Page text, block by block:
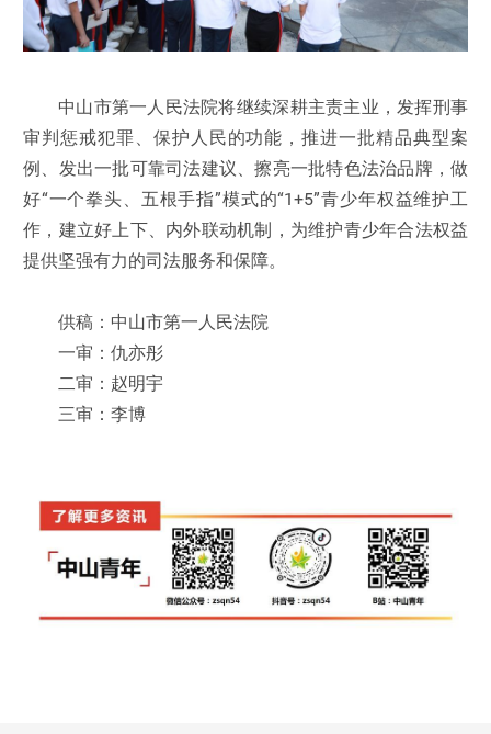
中山市第一人民法院将继续深耕主责主业，发挥刑事
审判惩戒犯罪、保护人民的功能，推进一批精品典型案
例、发出一批可靠司法建议、擦亮一批特色法治品牌，做
好“一个拳头、五根手指”模式的“1+5”青少年权益维护工
作，建立好上下、内外联动机制，为维护青少年合法权益
提供坚强有力的司法服务和保障。
供稿：中山市第一人民法院
一审：仇亦彤
二审：赵明宇
三审：李博